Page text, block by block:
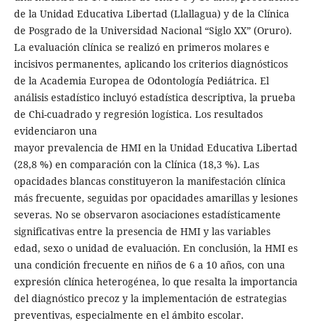
de la Unidad Educativa Libertad (Llallagua) y de la Clínica
de Posgrado de la Universidad Nacional “Siglo XX” (Oruro).
La evaluación clínica se realizó en primeros molares e
incisivos permanentes, aplicando los criterios diagnósticos
de la Academia Europea de Odontología Pediátrica. El
análisis estadístico incluyó estadística descriptiva, la prueba
de Chi-cuadrado y regresión logística. Los resultados
evidenciaron una
mayor prevalencia de HMI en la Unidad Educativa Libertad
(28,8 %) en comparación con la Clínica (18,3 %). Las
opacidades blancas constituyeron la manifestación clínica
más frecuente, seguidas por opacidades amarillas y lesiones
severas. No se observaron asociaciones estadísticamente
significativas entre la presencia de HMI y las variables
edad, sexo o unidad de evaluación. En conclusión, la HMI es
una condición frecuente en niños de 6 a 10 años, con una
expresión clínica heterogénea, lo que resalta la importancia
del diagnóstico precoz y la implementación de estrategias
preventivas, especialmente en el ámbito escolar.